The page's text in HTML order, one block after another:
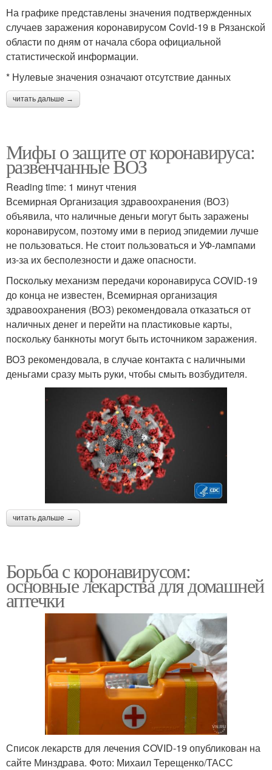
На графике представлены значения подтвержденных
случаев заражения коронавирусом Covid-19 в Рязанской
области по дням от начала сбора официальной
статистической информации.
* Нулевые значения означают отсутствие данных
читать дальше →
Мифы о защите от коронавируса:
развенчанные ВОЗ
Reading time: 1 минут чтения
Всемирная Организация здравоохранения (ВОЗ)
объявила, что наличные деньги могут быть заражены
коронавирусом, поэтому ими в период эпидемии лучше
не пользоваться. Не стоит пользоваться и УФ-лампами
из-за их бесполезности и даже опасности.
Поскольку механизм передачи коронавируса COVID-19
до конца не известен, Всемирная организация
здравоохранения (ВОЗ) рекомендовала отказаться от
наличных денег и перейти на пластиковые карты,
поскольку банкноты могут быть источником заражения.
ВОЗ рекомендовала, в случае контакта с наличными
деньгами сразу мыть руки, чтобы смыть возбудителя.
читать дальше →
Борьба с коронавирусом:
основные лекарства для домашней
аптечки
Список лекарств для лечения COVID-19 опубликован на
сайте Минздрава. Фото: Михаил Терещенко/ТАСС